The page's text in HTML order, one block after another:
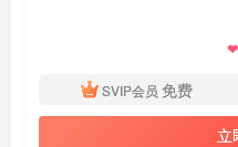
❤
SVIP会员 免费
立